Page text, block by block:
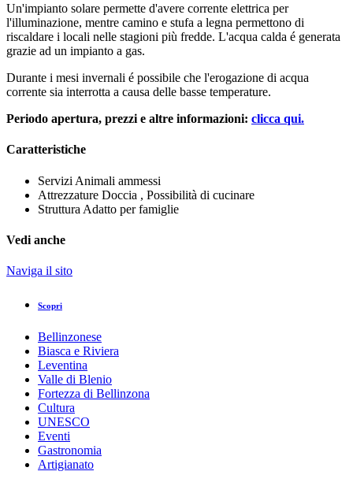
Un'impianto solare permette d'avere corrente elettrica per
l'illuminazione, mentre camino e stufa a legna permettono di
riscaldare i locali nelle stagioni più fredde. L'acqua calda é generata
grazie ad un impianto a gas.
Durante i mesi invernali é possibile che l'erogazione di acqua
corrente sia interrotta a causa delle basse temperature.
Periodo apertura, prezzi e altre informazioni: clicca qui.
Caratteristiche
Servizi Animali ammessi
Attrezzature Doccia , Possibilità di cucinare
Struttura Adatto per famiglie
Vedi anche
Naviga il sito
Scopri
Bellinzonese
Biasca e Riviera
Leventina
Valle di Blenio
Fortezza di Bellinzona
Cultura
UNESCO
Eventi
Gastronomia
Artigianato